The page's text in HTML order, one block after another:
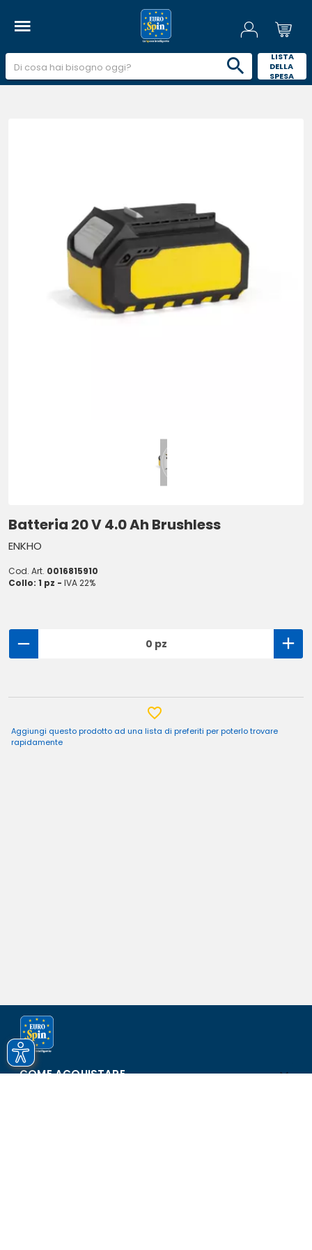
LISTA
DELLA
SPESA
Batteria 20 V 4.0 Ah Brushless
ENKHO
Cod. Art. 0016815910
Collo: 1 pz - IVA 22%
0 pz
Aggiungi questo prodotto ad una lista di preferiti per poterlo trovare
rapidamente
COME ACQUISTARE